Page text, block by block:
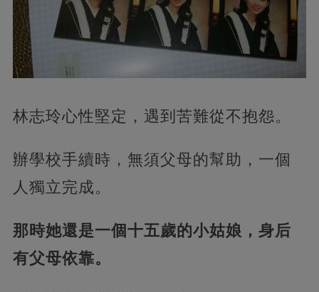
林志玲心性堅定，遇到苦難從不抱怨。
辦學校手續時，無須父母的幫助，一個
人獨立完成。
那時她還是一個十五歲的小姑娘，身后
有父母依靠。